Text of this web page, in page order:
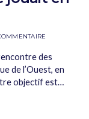
des
de l’Ouest, en
objectif est…